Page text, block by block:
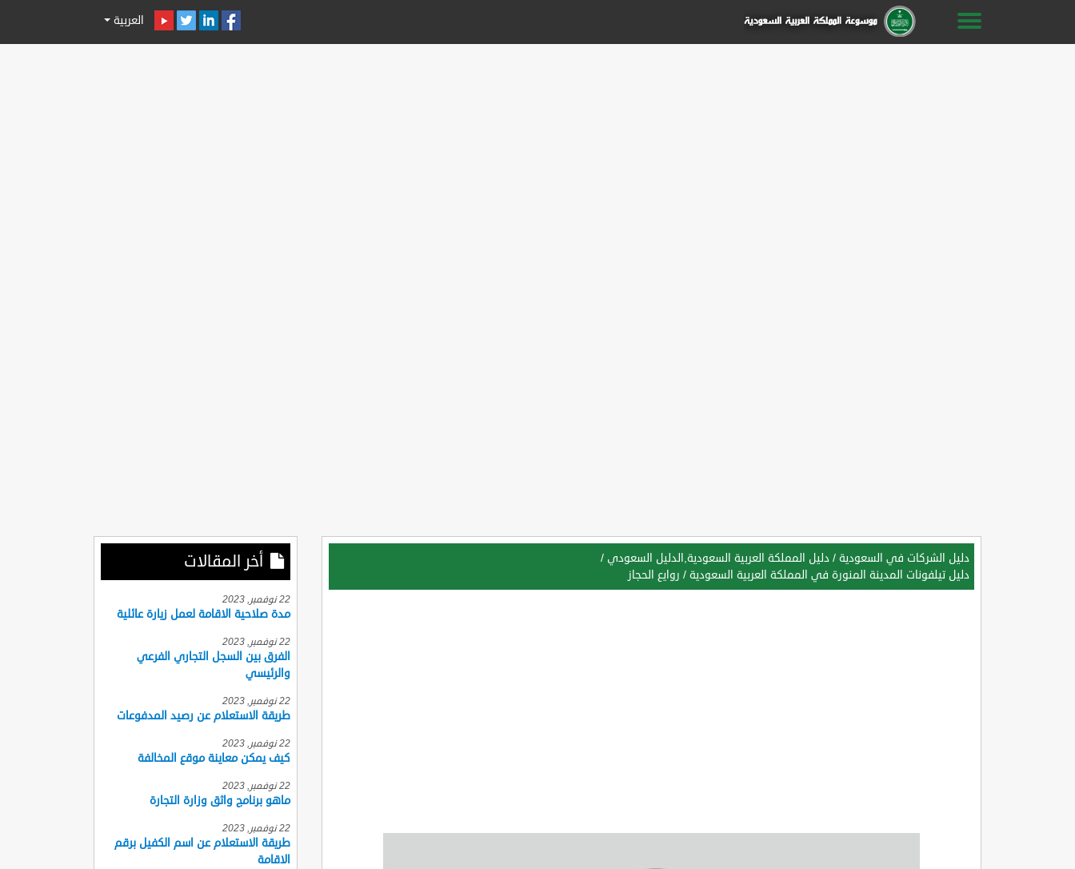
العربية
دليل الشركات في السعودية / دليل المملكة العربية السعودية,الدليل السعودي /
دليل تيلفونات المدينة المنورة في المملكة العربية السعودية / روايع الحجاز
أخر المقالات
22 نوفمبر, 2023
مدة صلاحية الاقامة لعمل زيارة عائلية
22 نوفمبر, 2023
الفرق بين السجل التجاري الفرعي
والرئيسي
22 نوفمبر, 2023
طريقة الاستعلام عن رصيد المدفوعات
22 نوفمبر, 2023
كيف يمكن معاينة موقع المخالفة
22 نوفمبر, 2023
ماهو برنامج واثق وزارة التجارة
22 نوفمبر, 2023
طريقة الاستعلام عن اسم الكفيل برقم
الاقامة